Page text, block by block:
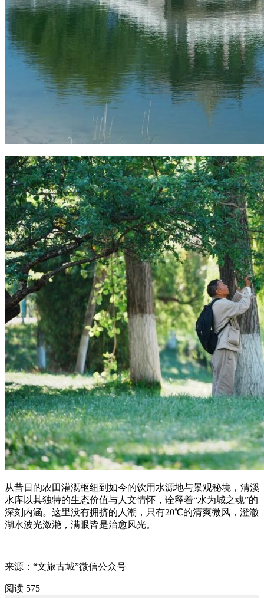
从昔日的农田灌溉枢纽到如今的饮用水源地与景观秘境，清溪
水库以其独特的生态价值与人文情怀，诠释着“水为城之魂”的
深刻内涵。这里没有拥挤的人潮，只有20℃的清爽微风，澄澈
湖水波光潋滟，满眼皆是治愈风光。
来源：“文旅古城”微信公众号
阅读 575